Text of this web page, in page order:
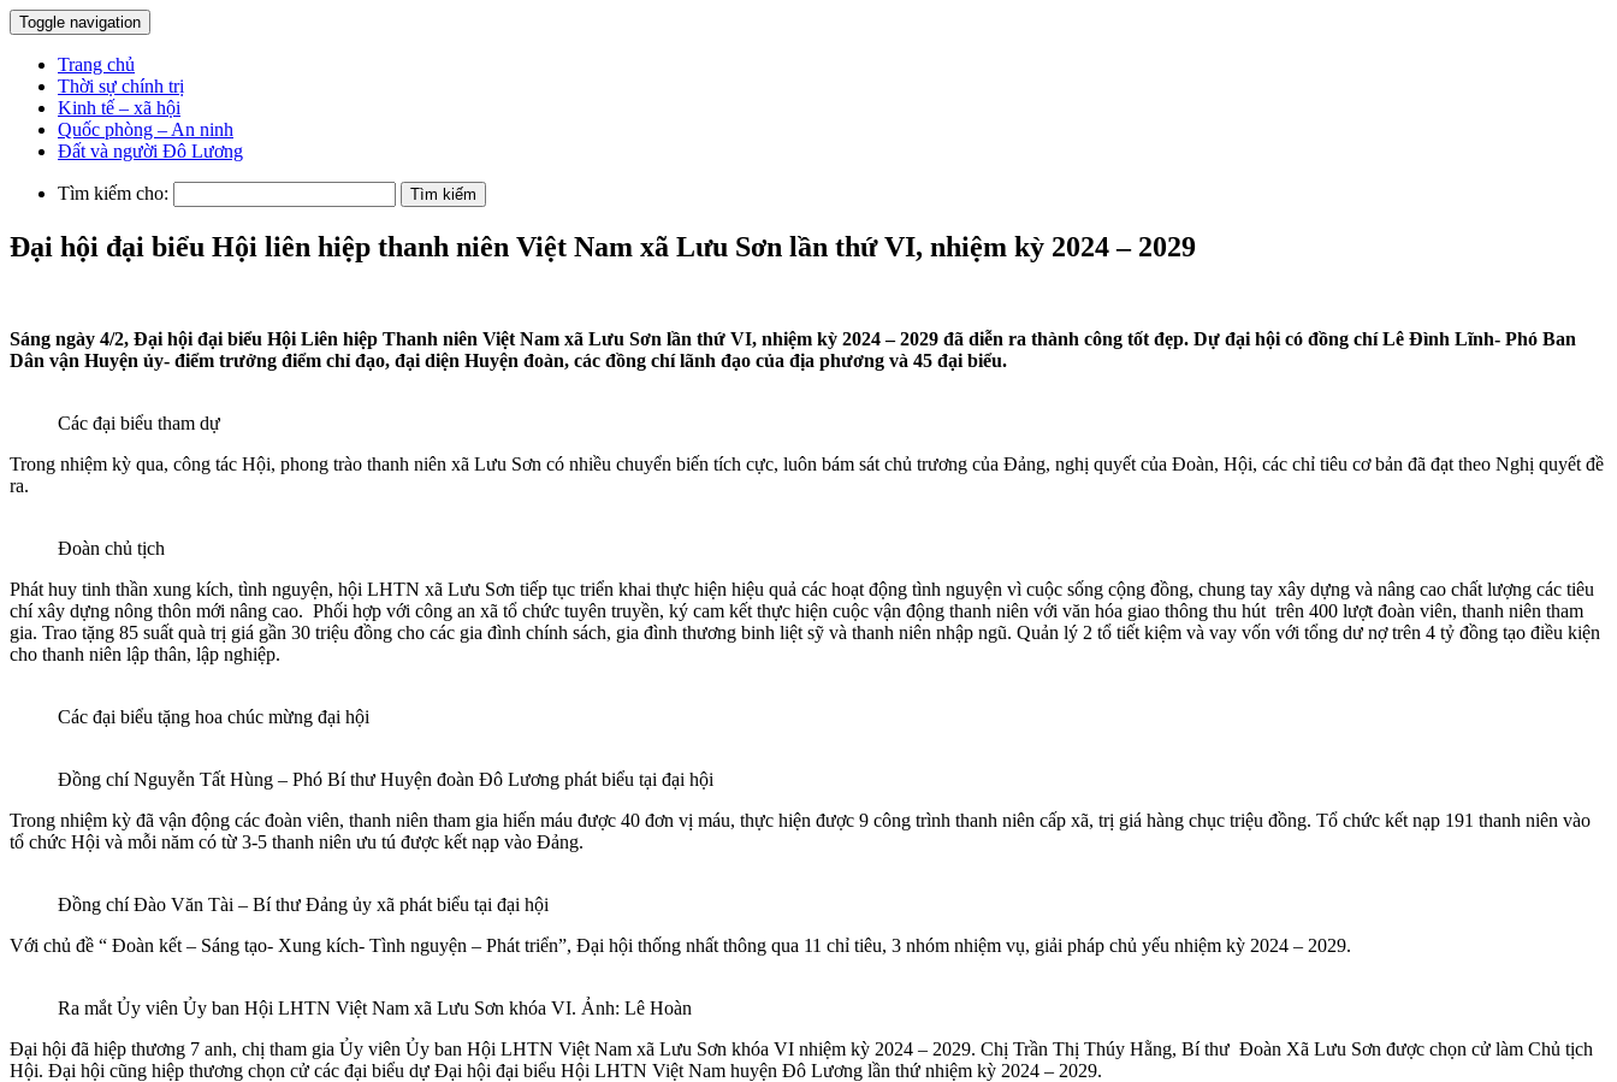
Toggle navigation
Trang chủ
Thời sự chính trị
Kinh tế – xã hội
Quốc phòng – An ninh
Đất và người Đô Lương
Tìm kiếm cho:
Đại hội đại biểu Hội liên hiệp thanh niên Việt Nam xã Lưu Sơn lần thứ VI, nhiệm kỳ 2024 – 2029
Sáng ngày 4/2, Đại hội đại biểu Hội Liên hiệp Thanh niên Việt Nam xã Lưu Sơn lần thứ VI, nhiệm kỳ 2024 – 2029 đã diễn ra thành công tốt đẹp. Dự đại hội có đồng chí Lê Đình Lĩnh- Phó Ban
Dân vận Huyện ủy- điểm trưởng điểm chỉ đạo, đại diện Huyện đoàn, các đồng chí lãnh đạo của địa phương và 45 đại biểu.
Các đại biểu tham dự
Trong nhiệm kỳ qua, công tác Hội, phong trào thanh niên xã Lưu Sơn có nhiều chuyển biến tích cực, luôn bám sát chủ trương của Đảng, nghị quyết của Đoàn, Hội, các chỉ tiêu cơ bản đã đạt theo Nghị quyết đề
ra.
Đoàn chủ tịch
Phát huy tinh thần xung kích, tình nguyện, hội LHTN xã Lưu Sơn tiếp tục triển khai thực hiện hiệu quả các hoạt động tình nguyện vì cuộc sống cộng đồng, chung tay xây dựng và nâng cao chất lượng các tiêu
chí xây dựng nông thôn mới nâng cao. Phối hợp với công an xã tổ chức tuyên truyền, ký cam kết thực hiện cuộc vận động thanh niên với văn hóa giao thông thu hút trên 400 lượt đoàn viên, thanh niên tham
gia. Trao tặng 85 suất quà trị giá gần 30 triệu đồng cho các gia đình chính sách, gia đình thương binh liệt sỹ và thanh niên nhập ngũ. Quản lý 2 tổ tiết kiệm và vay vốn với tổng dư nợ trên 4 tỷ đồng tạo điều kiện
cho thanh niên lập thân, lập nghiệp.
Các đại biểu tặng hoa chúc mừng đại hội
Đồng chí Nguyễn Tất Hùng – Phó Bí thư Huyện đoàn Đô Lương phát biểu tại đại hội
Trong nhiệm kỳ đã vận động các đoàn viên, thanh niên tham gia hiến máu được 40 đơn vị máu, thực hiện được 9 công trình thanh niên cấp xã, trị giá hàng chục triệu đồng. Tổ chức kết nạp 191 thanh niên vào
tổ chức Hội và mỗi năm có từ 3-5 thanh niên ưu tú được kết nạp vào Đảng.
Đồng chí Đào Văn Tài – Bí thư Đảng ủy xã phát biểu tại đại hội
Với chủ đề “ Đoàn kết – Sáng tạo- Xung kích- Tình nguyện – Phát triển”, Đại hội thống nhất thông qua 11 chỉ tiêu, 3 nhóm nhiệm vụ, giải pháp chủ yếu nhiệm kỳ 2024 – 2029.
Ra mắt Ủy viên Ủy ban Hội LHTN Việt Nam xã Lưu Sơn khóa VI. Ảnh: Lê Hoàn
Đại hội đã hiệp thương 7 anh, chị tham gia Ủy viên Ủy ban Hội LHTN Việt Nam xã Lưu Sơn khóa VI nhiệm kỳ 2024 – 2029. Chị Trần Thị Thúy Hằng, Bí thư Đoàn Xã Lưu Sơn được chọn cử làm Chủ tịch
Hội. Đại hội cũng hiệp thương chọn cử các đại biểu dự Đại hội đại biểu Hội LHTN Việt Nam huyện Đô Lương lần thứ nhiệm kỳ 2024 – 2029.